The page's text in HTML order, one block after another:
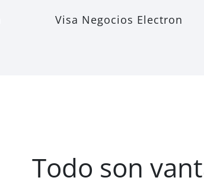
Visa Negocios Electron
Todo son